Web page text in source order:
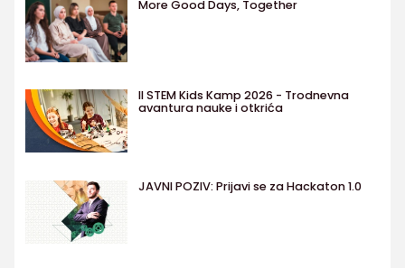
More Good Days, Together
II STEM Kids Kamp 2026 - Trodnevna
avantura nauke i otkrića
JAVNI POZIV: Prijavi se za Hackaton 1.0